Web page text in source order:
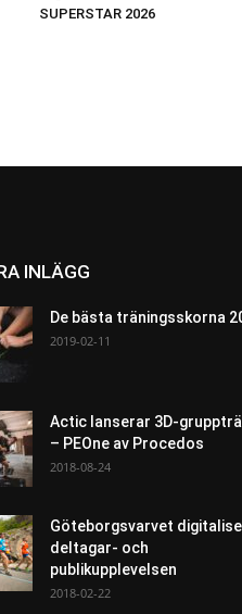
SUPERSTAR 2026
INLÄGG
De bästa träningsskorna
2019-02-11
Actic lanserar 3D-
– PEOne av Procedos
2018-08-24
Göteborgsvarvet
deltagar- och
publikupplevelsen
2018-02-22